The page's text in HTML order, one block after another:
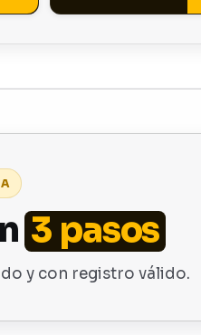
3 pasos
y con registro válido.